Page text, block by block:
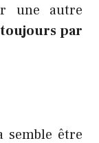
une autre
par
semble être